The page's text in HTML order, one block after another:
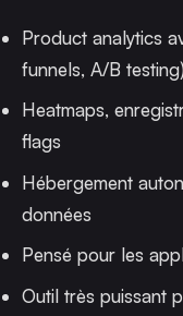
Product analytics
funnels, A/B
Heatmaps,
flags
Hébergement
données
Pensé pour les
Outil très puissant